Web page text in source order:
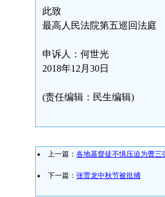
此致
最高人民法院第五巡回法庭
申诉人：何世光
2018年12月30日
(责任编辑：民生编辑)
上一篇： 各地基督徒不惧压迫为曹三
下一篇： 张贾龙中秋节被批捕